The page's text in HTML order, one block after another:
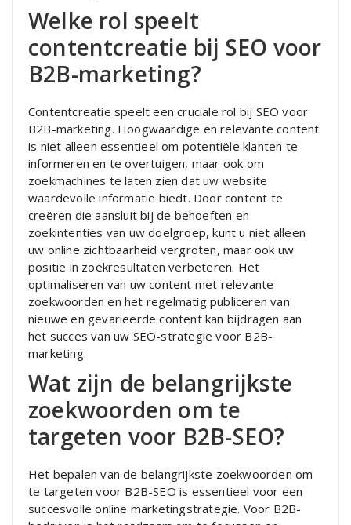
Welke rol speelt
contentcreatie bij SEO voor
B2B-marketing?
Contentcreatie speelt een cruciale rol bij SEO voor
B2B-marketing. Hoogwaardige en relevante content
is niet alleen essentieel om potentiële klanten te
informeren en te overtuigen, maar ook om
zoekmachines te laten zien dat uw website
waardevolle informatie biedt. Door content te
creëren die aansluit bij de behoeften en
zoekintenties van uw doelgroep, kunt u niet alleen
uw online zichtbaarheid vergroten, maar ook uw
positie in zoekresultaten verbeteren. Het
optimaliseren van uw content met relevante
zoekwoorden en het regelmatig publiceren van
nieuwe en gevarieerde content kan bijdragen aan
het succes van uw SEO-strategie voor B2B-
marketing.
Wat zijn de belangrijkste
zoekwoorden om te
targeten voor B2B-SEO?
Het bepalen van de belangrijkste zoekwoorden om
te targeten voor B2B-SEO is essentieel voor een
succesvolle online marketingstrategie. Voor B2B-